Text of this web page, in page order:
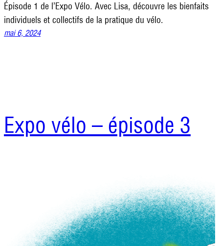
Épisode 1 de l’Expo Vélo. Avec Lisa, découvre les bienfaits
individuels et collectifs de la pratique du vélo.
mai 6, 2024
Expo vélo – épisode 3